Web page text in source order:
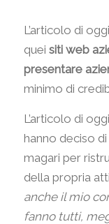
L’articolo di
quei siti web
presentare
minimo di
L’articolo di
hanno deciso
magari per
della propria
anche il mio
fanno tutti,